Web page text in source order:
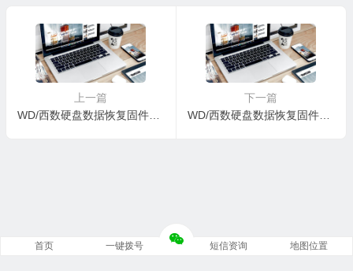
上一篇
WD/西数硬盘数据恢复固件WDC WD3200BEKT-08PVMT1-02.01A02-WXV1CB1K8914-00040022-1064
下一篇
WD/西数硬盘数据恢复固件WDC WD3200BEKT-60PVMT0-01.01A01-WX31AA2D0875-00040027-1064
首页 一键拨号 短信资询 地图位置